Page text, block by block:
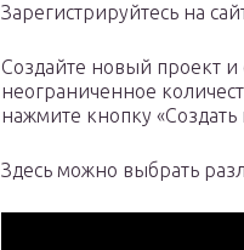
Зарегистрируйтесь на
Создайте новый проект
неограниченное
нажмите кнопку «Создать
Здесь можно выбрать